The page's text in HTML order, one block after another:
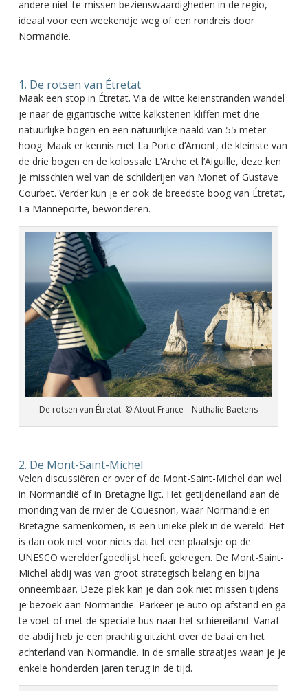
andere niet-te-missen bezienswaardigheden in de regio,
ideaal voor een weekendje weg of een rondreis door
Normandië.
1. De rotsen van Étretat
Maak een stop in Étretat. Via de witte keienstranden wandel
je naar de gigantische witte kalkstenen kliffen met drie
natuurlijke bogen en een natuurlijke naald van 55 meter
hoog. Maak er kennis met La Porte d’Amont, de kleinste van
de drie bogen en de kolossale L’Arche et l’Aiguille, deze ken
je misschien wel van de schilderijen van Monet of Gustave
Courbet. Verder kun je er ook de breedste boog van Étretat,
La Manneporte, bewonderen.
De rotsen van Étretat. © Atout France – Nathalie Baetens
2. De Mont-Saint-Michel
Velen discussiëren er over of de Mont-Saint-Michel dan wel
in Normandië of in Bretagne ligt. Het getijdeneiland aan de
monding van de rivier de Couesnon, waar Normandië en
Bretagne samenkomen, is een unieke plek in de wereld. Het
is dan ook niet voor niets dat het een plaatsje op de
UNESCO werelderfgoedlijst heeft gekregen. De Mont-Saint-
Michel abdij was van groot strategisch belang en bijna
onneembaar. Deze plek kan je dan ook niet missen tijdens
je bezoek aan Normandië. Parkeer je auto op afstand en ga
te voet of met de speciale bus naar het schiereiland. Vanaf
de abdij heb je een prachtig uitzicht over de baai en het
achterland van Normandië. In de smalle straatjes waan je je
enkele honderden jaren terug in de tijd.